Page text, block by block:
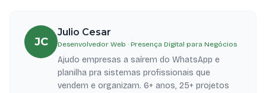
JC
Julio Cesar
Desenvolvedor Web · Presença Digital para Negócios
Ajudo empresas a saírem do WhatsApp e
planilha pra sistemas profissionais que
vendem e organizam. 6+ anos, 25+ projetos